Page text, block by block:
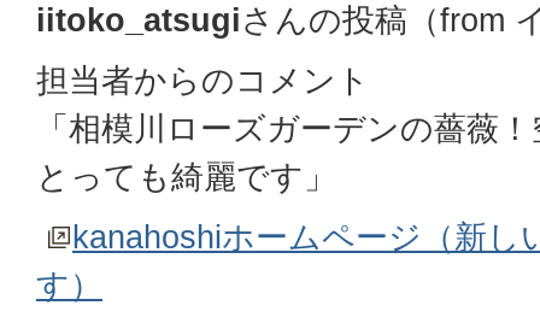
iitoko_atsugiさんの投稿（from
担当者からのコメント
「相模川ローズガーデンの薔薇
とっても綺麗です」
kanahoshiホームページ（新
す）